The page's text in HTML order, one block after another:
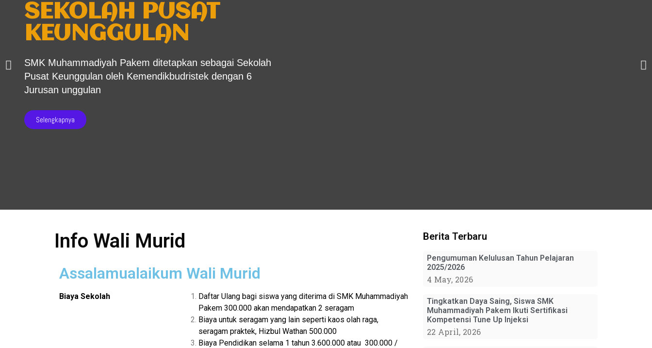
SEKOLAH PUSAT
KEUNGGULAN
SMK Muhammadiyah Pakem ditetapkan sebagai Sekolah
Pusat Keunggulan oleh Kemendikbudristek dengan 6
Jurusan unggulan
Selengkapnya
Info Wali Murid
Assalamualaikum Wali Murid
Biaya Sekolah
Daftar Ulang bagi siswa yang diterima di SMK Muhammadiyah
Pakem 300.000 akan mendapatkan 2 seragam
Biaya untuk seragam yang lain seperti kaos olah raga,
seragam praktek, Hizbul Wathan 500.000
Biaya Pendidikan selama 1 tahun 3.600.000 atau 300.000 /
Berita Terbaru
Pengumuman Kelulusan Tahun Pelajaran
2025/2026
4 May, 2026
Tingkatkan Daya Saing, Siswa SMK
Muhammadiyah Pakem Ikuti Sertifikasi
Kompetensi Tune Up Injeksi
22 April, 2026